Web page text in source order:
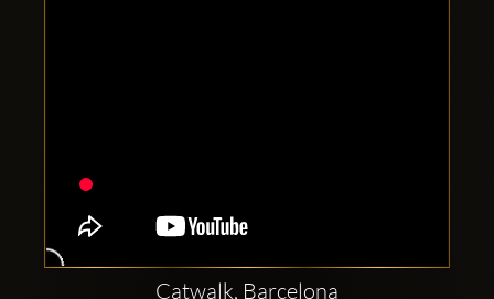
Catwalk, Barcelona